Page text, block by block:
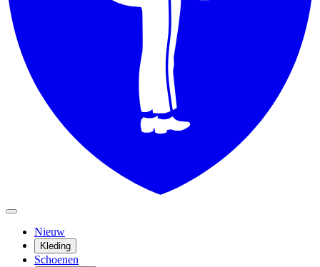
Nieuw
Kleding
Schoenen